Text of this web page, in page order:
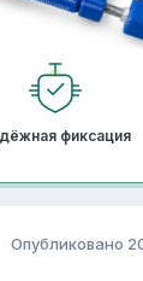
фиксация
Опубликовано